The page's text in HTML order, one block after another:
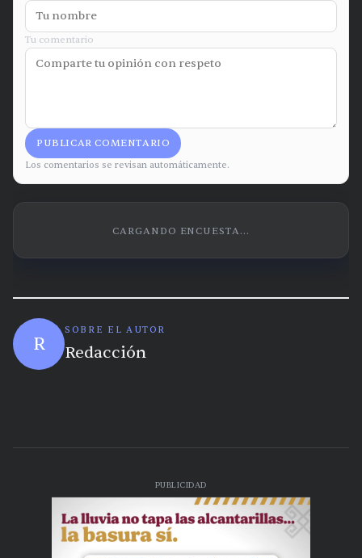
Tu comentario
PUBLICAR COMENTARIO
Los comentarios se revisan automáticamente.
CARGANDO ENCUESTA...
R
SOBRE EL AUTOR
Redacción
PUBLICIDAD